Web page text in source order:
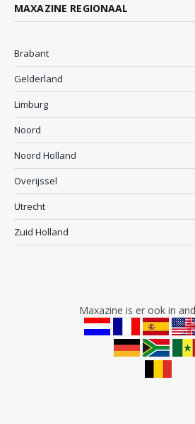
MAXAZINE REGIONAAL
Brabant
Gelderland
Limburg
Noord
Noord Holland
Overijssel
Utrecht
Zuid Holland
Maxazine is er ook in